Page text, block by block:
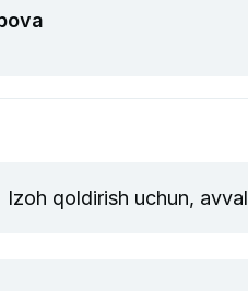
Izoh qoldirish uchun, avval